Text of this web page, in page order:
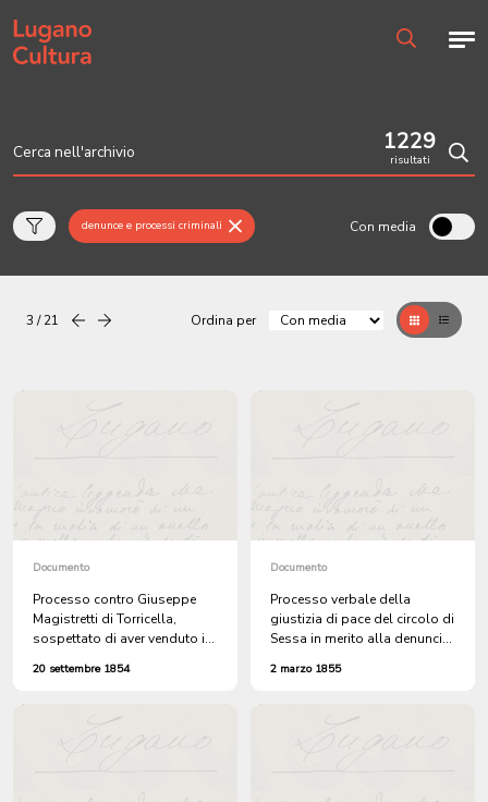
Home page
1229
risultati
denunce e processi criminali Con media
3 / 21 Precedentesuccessiva Ordina per GrigliaTable
Documento
Processo contro Giuseppe
Magistretti di Torricella,
sospettato di aver venduto il
disertore austriaco
20 settembre 1854
Documento
Processo verbale della
giustizia di pace del circolo di
Sessa in merito alla denuncia
Delmonico di Busino per il
appartenente a diversi
proprietari nel suo mulino a
2 marzo 1855